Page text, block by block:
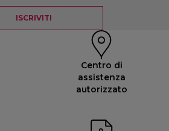
ISCRIVITI
Centro di
assistenza
autorizzato